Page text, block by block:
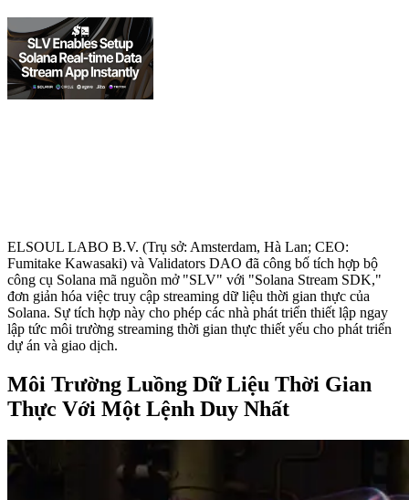
ELSOUL LABO B.V. (Trụ sở: Amsterdam, Hà Lan; CEO:
Fumitake Kawasaki) và Validators DAO đã công bố tích hợp bộ
công cụ Solana mã nguồn mở "SLV" với "Solana Stream SDK,"
đơn giản hóa việc truy cập streaming dữ liệu thời gian thực của
Solana. Sự tích hợp này cho phép các nhà phát triển thiết lập ngay
lập tức môi trường streaming thời gian thực thiết yếu cho phát triển
dự án và giao dịch.
Môi Trường Luồng Dữ Liệu Thời Gian
Thực Với Một Lệnh Duy Nhất